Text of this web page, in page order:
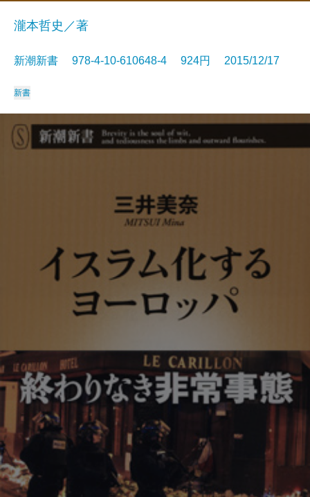
瀧本哲史／著
新潮新書 978-4-10-610648-4 924円 2015/12/17
新書